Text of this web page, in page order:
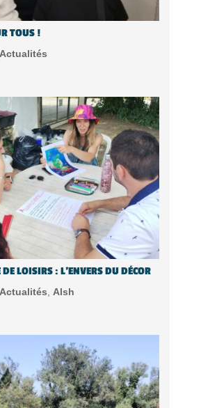
TOUS !
Actualités
DE LOISIRS : L’ENVERS DU DÉCOR
Actualités, Alsh